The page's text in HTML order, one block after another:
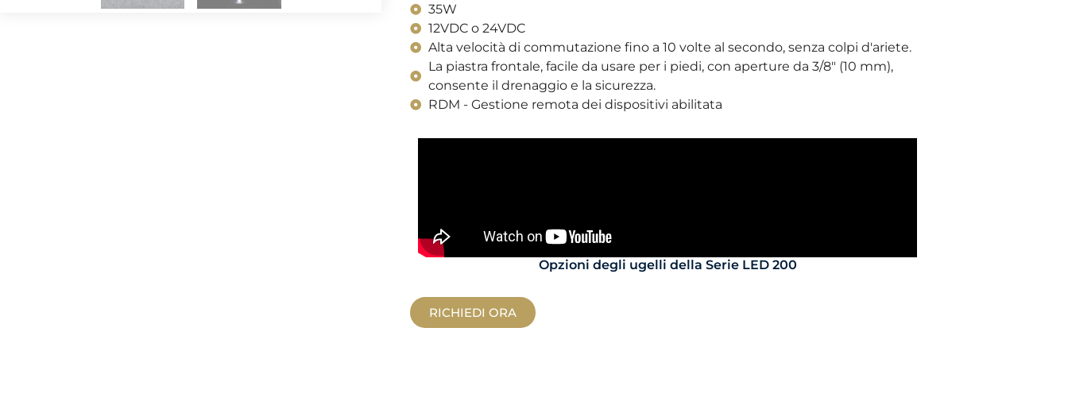
35W
12VDC o 24VDC
Alta velocità di commutazione fino a 10 volte al secondo, senza colpi d'ariete.
La piastra frontale, facile da usare per i piedi, con aperture da 3/8" (10 mm),
consente il drenaggio e la sicurezza.
RDM - Gestione remota dei dispositivi abilitata
Opzioni degli ugelli della Serie LED 200
RICHIEDI ORA